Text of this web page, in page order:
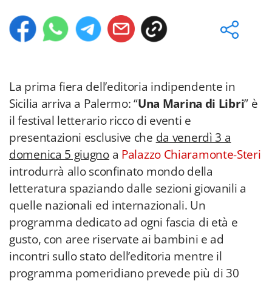
La prima fiera dell’editoria indipendente in
Sicilia arriva a Palermo: “Una Marina di Libri” è
il festival letterario ricco di eventi e
presentazioni esclusive che da venerdì 3 a
domenica 5 giugnoa Palazzo Chiaramonte-Steri
introdurrà allo sconfinato mondo della
letteratura spaziando dalle sezioni giovanili a
quelle nazionali ed internazionali. Un
programma dedicato ad ogni fascia di età e
gusto, con aree riservate ai bambini e ad
incontri sullo stato dell’editoria mentre il
programma pomeridiano prevede più di 30